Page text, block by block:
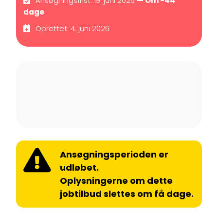
dage
Oprettet: 4. juni 2026
Ansøgningsperioden er
udløbet.
Oplysningerne om dette
jobtilbud slettes om få dage.